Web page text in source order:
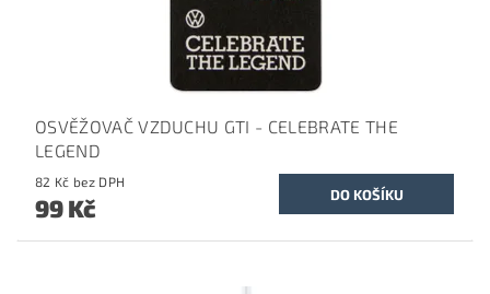
OSVĚŽOVAČ VZDUCHU GTI - CELEBRATE THE
LEGEND
82 Kč bez DPH
99 Kč